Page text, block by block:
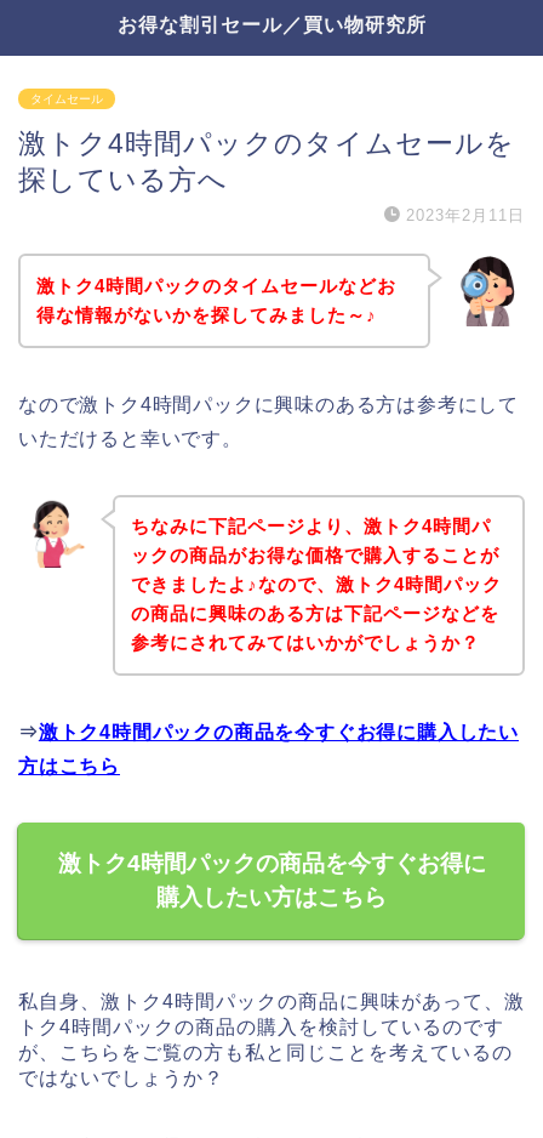
お得な割引セール／買い物研究所
タイムセール
激トク4時間パックのタイムセールを
探している方へ
2023年2月11日
激トク4時間パックのタイムセールなどお
得な情報がないかを探してみました～♪
なので激トク4時間パックに興味のある方は参考にして
いただけると幸いです。
ちなみに下記ページより、激トク4時間パ
ックの商品がお得な価格で購入することが
できましたよ♪なので、激トク4時間パック
の商品に興味のある方は下記ページなどを
参考にされてみてはいかがでしょうか？
⇒激トク4時間パックの商品を今すぐお得に購入したい
方はこちら
激トク4時間パックの商品を今すぐお得に
購入したい方はこちら
私自身、激トク4時間パックの商品に興味があって、激
トク4時間パックの商品の購入を検討しているのです
が、こちらをご覧の方も私と同じことを考えているの
ではないでしょうか？